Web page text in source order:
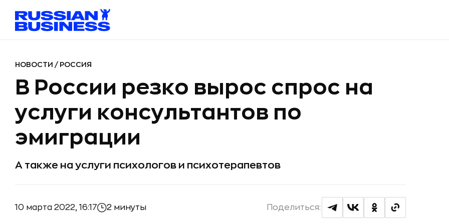
НОВОСТИ / РОССИЯ
В России резко вырос спрос на
услуги консультантов по
эмиграции
А также на услуги психологов и психотерапевтов
10 марта 2022, 16:17 2 минуты Поделиться: